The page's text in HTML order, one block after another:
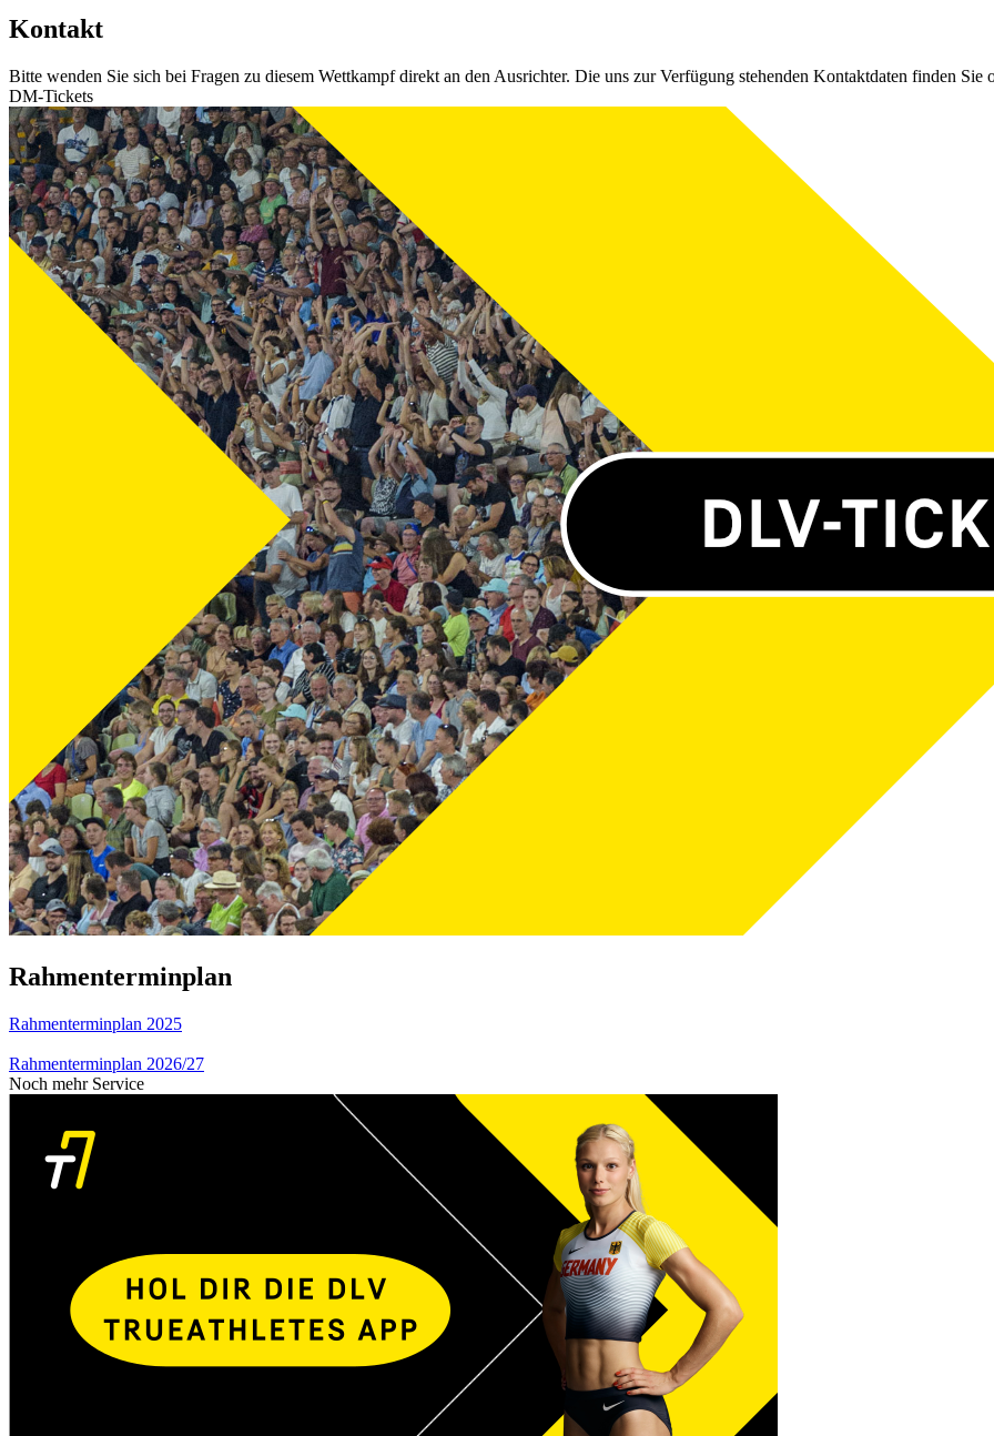
Kontakt
Bitte wenden Sie sich bei Fragen zu diesem Wettkampf direkt an den Ausrichter. Die uns zur Verfügung stehenden Kontaktdaten finden Sie
DM-Tickets
Rahmenterminplan
Rahmenterminplan 2025
Rahmenterminplan 2026/27
Noch mehr Service